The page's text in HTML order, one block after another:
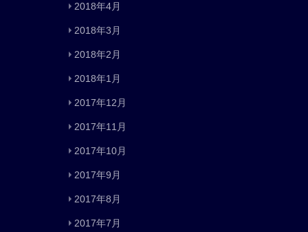
2018年4月
2018年3月
2018年2月
2018年1月
2017年12月
2017年11月
2017年10月
2017年9月
2017年8月
2017年7月